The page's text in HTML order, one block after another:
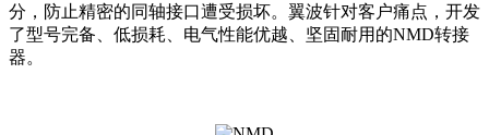
分，防止精密的同轴接口遭受损坏。翼波针对客户痛点，开发
了型号完备、低损耗、电气性能优越、坚固耐用的NMD转接
器。